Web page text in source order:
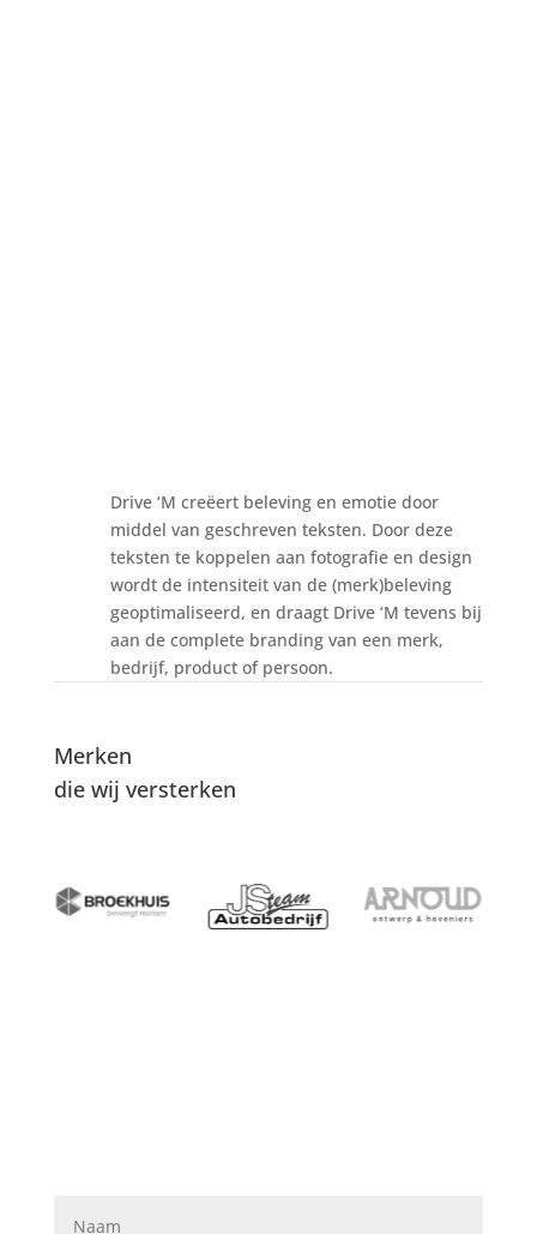
Drive ‘M creëert beleving en emotie door
middel van geschreven teksten. Door deze
teksten te koppelen aan fotografie en design
wordt de intensiteit van de (merk)beleving
geoptimaliseerd, en draagt Drive ‘M tevens bij
aan de complete branding van een merk,
bedrijf, product of persoon.
Merken
die wij versterken